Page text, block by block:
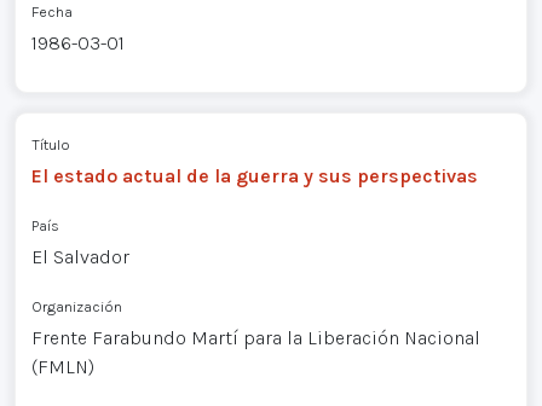
Fecha
1986-03-01
Título
El estado actual de la guerra y sus perspectivas
País
El Salvador
Organización
Frente Farabundo Martí para la Liberación Nacional
(FMLN)